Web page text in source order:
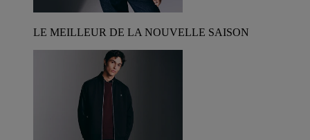
LE MEILLEUR DE LA NOUVELLE SAISON